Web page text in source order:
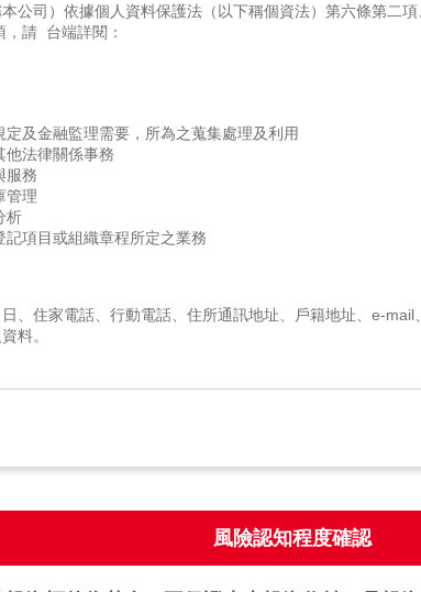
公司）依據個人資料保護法（以下稱個資法）第六條第二
請 台端詳閱：
定及金融監理需要，所為之蒐集處理及利用
他法律關係事務
服務
管理
析
記項目或組織章程所定之業務
、住家電話、行動電話、住所通訊地址、戶籍地址、e-
料。
區、方式：
風險認知程度確認